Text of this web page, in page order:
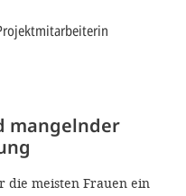
mangelnder
die meisten Frauen ein
Impressum
ALLEN